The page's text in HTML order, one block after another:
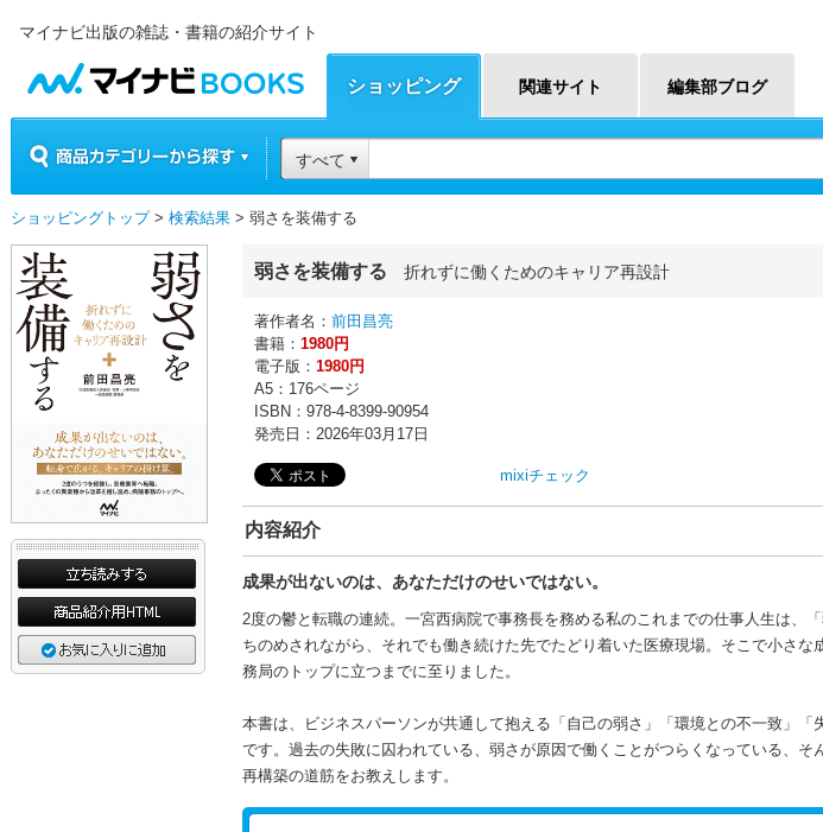
マイナビ出版の雑誌・書籍の紹介サイト
マイナビBOOKS
ショッピング 関連サイト 編集部ブログ
すべて
ショッピングトップ> 検索結果 > 弱さを装備する
弱さを装備する 折れずに働くためのキャリア再設計
著作者名： 前田昌亮
書籍： 1980円
電子版： 1980円
A5：176ページ
ISBN：978-4-8399-90954
発売日：2026年03月17日
mixiチェック
内容紹介
成果が出ないのは、あなただけのせいではない。
2度の鬱と転職の連続。一宮西病院で事務長を務める私のこれまでの仕事人生は、
ちのめされながら、それでも働き続けた先でたどり着いた医療現場。そこで小さ
務局のトップに立つまでに至りました。
本書は、ビジネスパーソンが共通して抱える「自己の弱さ」「環境との不一致」
です。過去の失敗に囚われている、弱さが原因で働くことがつらくなっている、
再構築の道筋をお教えします。